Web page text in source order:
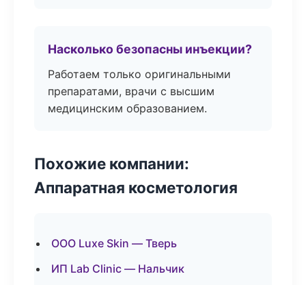
Насколько безопасны инъекции?
Работаем только оригинальными
препаратами, врачи с высшим
медицинским образованием.
Похожие компании:
Аппаратная косметология
ООО Luxe Skin — Тверь
ИП Lab Clinic — Нальчик